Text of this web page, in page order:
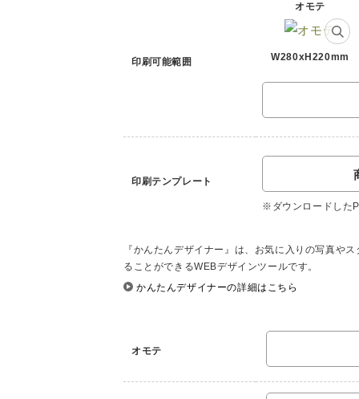
印刷可能範囲
オモテ
W280xH220mm
印刷テンプレート
※ダウンロードした
『かんたんデザイナー』は、お気に入りの写真や
ることができるWEBデザインツールです。
かんたんデザイナーの詳細はこちら
オモテ